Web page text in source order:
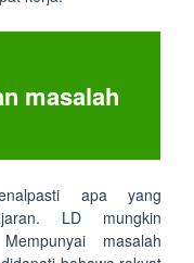
masalah
apa yang
LD mungkin
masalah